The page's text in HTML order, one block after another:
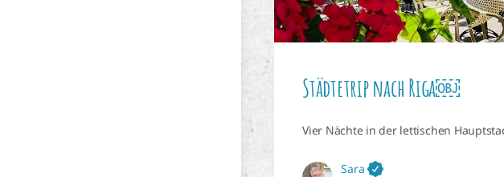
Städtetrip nach Riga￼
Vier Nächte in der lettischen
Sara